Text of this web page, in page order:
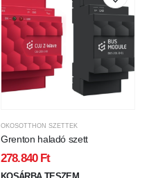
OKOSOTTHON SZETTEK
Grenton haladó szett
278.840 Ft